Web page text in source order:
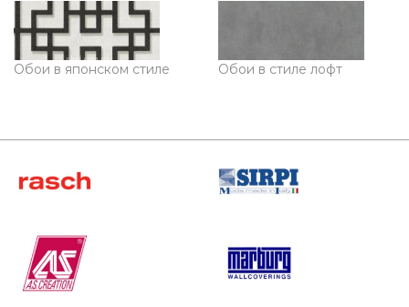
Обои в японском стиле Обои в стиле лофт